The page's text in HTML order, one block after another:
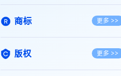
商标 更多 >>
版权 更多 >>